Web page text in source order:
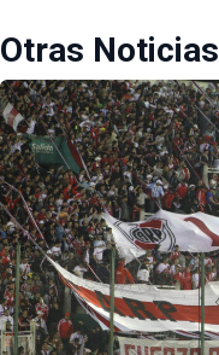
Otras Noticias